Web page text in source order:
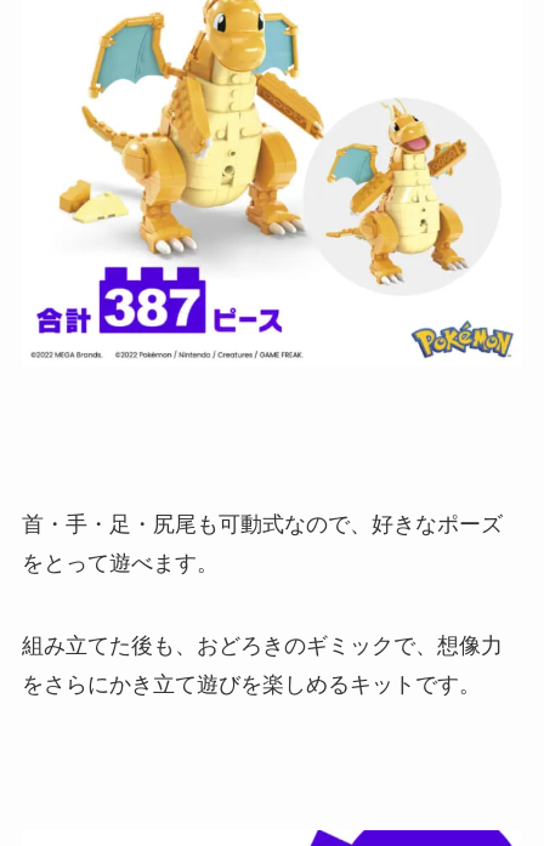
首・手・足・尻尾も可動式なので、好きなポーズ
をとって遊べます。
組み立てた後も、おどろきのギミックで、想像力
をさらにかき立て遊びを楽しめるキットです。